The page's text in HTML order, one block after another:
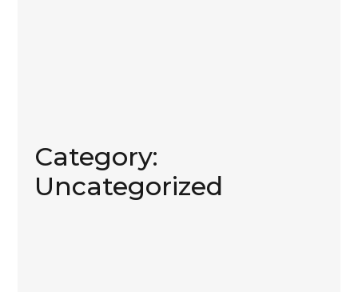
Category:
Uncategorized